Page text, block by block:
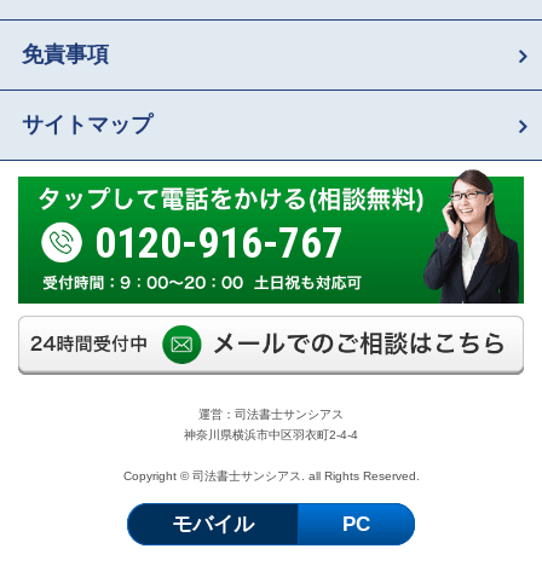
免責事項
サイトマップ
0120-916-767
運営：司法書士サンシアス
神奈川県横浜市中区羽衣町2-4-4
Copyright © 司法書士サンシアス. all Rights Reserved.
モバイル PC